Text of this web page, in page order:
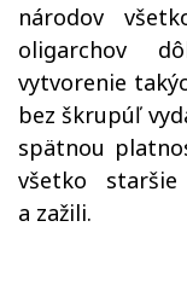
národov
oligarchov
vytvorenie
bez škrupúľ
spätnou
všetko
a zažili.